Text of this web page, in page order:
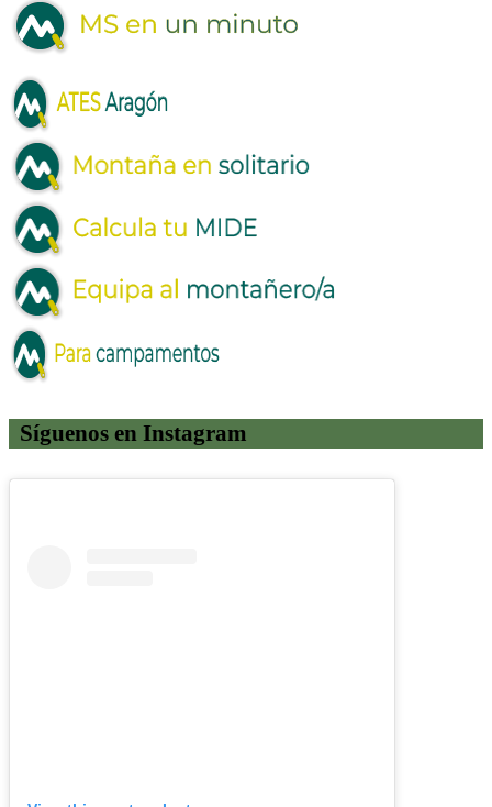
Síguenos en Instagram